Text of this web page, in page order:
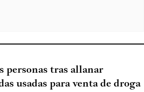
personas tras allanar
usadas para venta de droga